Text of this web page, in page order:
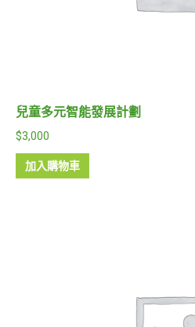
兒童多元智能發展計劃
$3,000
加入購物車